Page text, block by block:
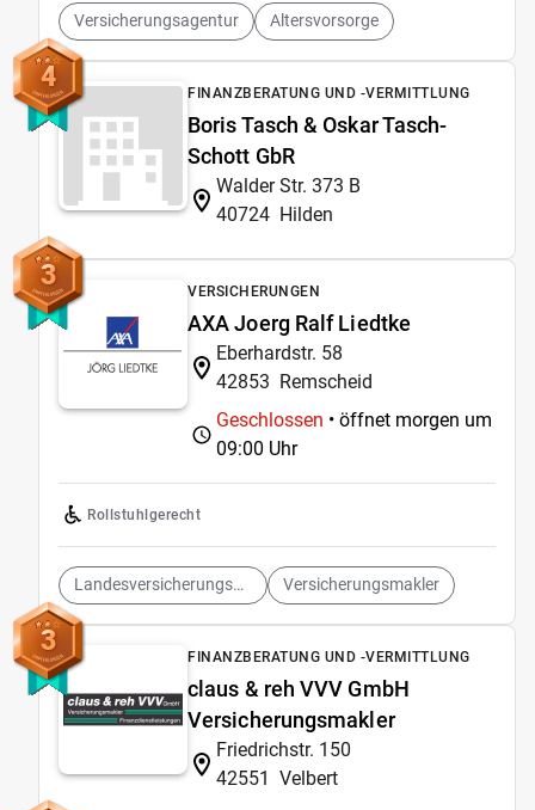
Versicherungsagentur Altersvorsorge
4 FINANZBERATUNG UND -VERMITTLUNG
Boris Tasch & Oskar Tasch-
Schott GbR
Walder Str. 373 B
40724 Hilden
3 VERSICHERUNGEN
AXA Joerg Ralf Liedtke
Eberhardstr. 58
42853 Remscheid
Geschlossen • öffnet morgen um
09:00 Uhr
Rollstuhlgerecht
Landesversicherungsanstalt Versicherungsmakler
3 FINANZBERATUNG UND -VERMITTLUNG
claus & reh VVV GmbH
Versicherungsmakler
Friedrichstr. 150
42551 Velbert